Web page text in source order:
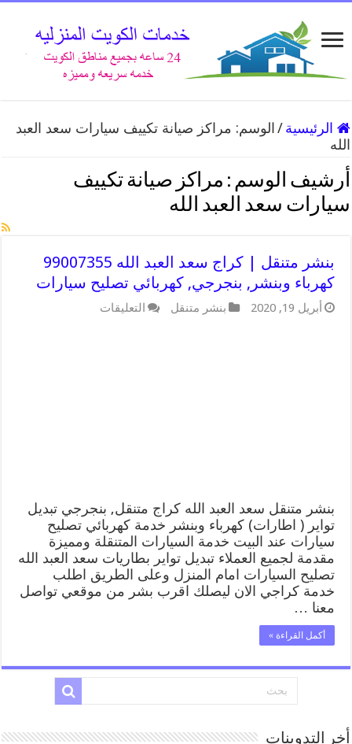
الرئيسية / الوسم: مراكز صيانة تكييف سيارات سعد العبد
الله
أرشيف الوسم : مراكز صيانة تكييف
سيارات سعد العبد الله
بنشر متنقل | كراج سعد العبد الله 99007355
كهرباء وبنشر, بنجرجي, كهربائي تصليح سيارات
أبريل 19, 2020 بنشر متنقل التعليقات
سيارات
مغلقة
بنشر متنقل سعد العبد الله كراج متنقل, بنجرجي تبديل
تواير ( اطارات) كهرباء وبنشر خدمة كهربائي تصليح
سيارات عند البيت خدمة السيارات المتنقلة ومميزة
مقدمة لجميع العملاء تبديل تواير بطاريات سعد العبد الله
تصليح السيارات امام المنزل وعلى الطريق اطلب
خدمة كراجي الان ليصلك اقرب بشر من موقعي تواصل
معنا …
أكمل القراءة »
أخر التدوينات